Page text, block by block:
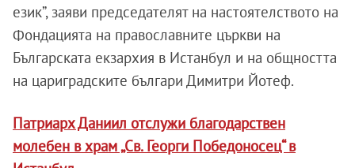
език”, заяви председателят на настоятелството на
Фондацията на православните църкви на
Българската екзархия в Истанбул и на общността
на цариградските българи Димитри Йотеф.
Патриарх Даниил отслужи благодарствен
молебен в храм „Св. Георги Победоносец“ в